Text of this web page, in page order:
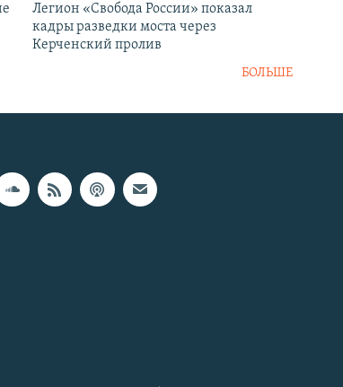
Легион «Свобода России» показал
кадры разведки моста через
Керченский пролив
БОЛЬШЕ